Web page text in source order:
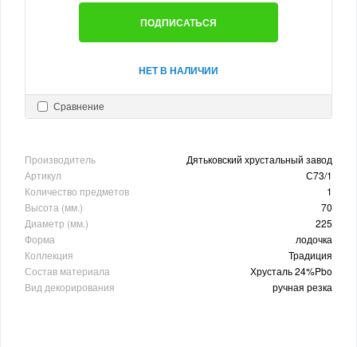
ПОДПИСАТЬСЯ
НЕТ В НАЛИЧИИ
Сравнение
Производитель
Дятьковский хрустальный завод
Артикул
С73/1
Количество предметов
1
Высота (мм.)
70
Диаметр (мм.)
225
Форма
лодочка
Коллекция
Традиция
Состав материала
Хрусталь 24%Pbo
Вид декорирования
ручная резка